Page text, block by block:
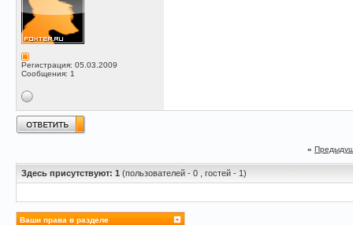
Регистрация: 05.03.2009
Сообщения: 1
«
Здесь присутствуют: 1 (пользователей - 0 , гостей - 1)
Ваши права в разделе